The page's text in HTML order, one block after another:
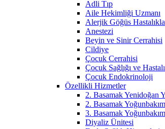
Adli Tıp
Aile Hekimliği Uzmanı
Alerjik Göğüs
Anestezi
Beyin ve Sinir Cerrahisi
Cildiye
Çocuk Cerrahisi
Çocuk Sağlığı ve
Çocuk Endokrinoloji
Özellikli Hizmetler
2. Basamak Yenidoğan
2. Basamak Yoğunbakım
3. Basamak Yoğunbakım
Diyaliz Ünitesi